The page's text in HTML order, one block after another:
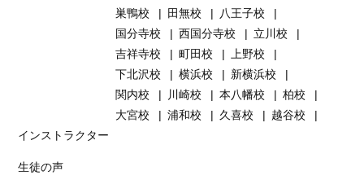
巣鴨校
田無校
八王子校
国分寺校
西国分寺校
立川校
吉祥寺校
町田校
上野校
下北沢校
横浜校
新横浜校
関内校
川崎校 本八幡校
柏校
大宮校
浦和校 久喜校
越谷校
インストラクター
生徒の声